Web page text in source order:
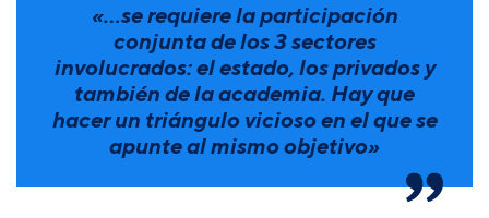
«…se requiere la participación
conjunta de los 3 sectores
involucrados: el estado, los privados y
también de la academia. Hay que
hacer un triángulo vicioso en el que se
apunte al mismo objetivo»